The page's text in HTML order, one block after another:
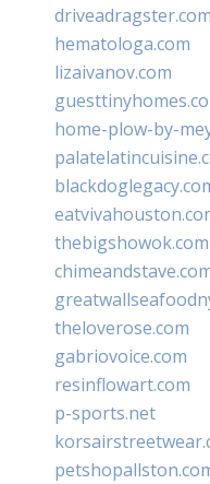
driveadragster.com
hematologa.com
lizaivanov.com
home-plow-by-
thebigshowok.com
theloverose.com
gabriovoice.com
resinflowart.com
p-sports.net